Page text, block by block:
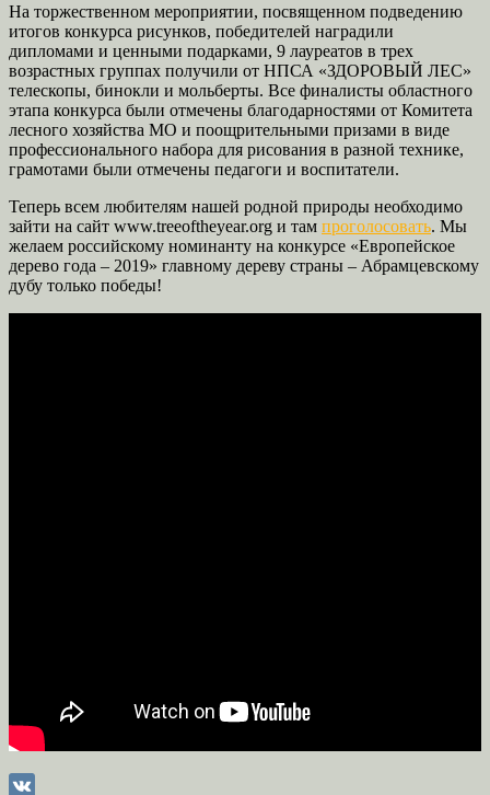
На торжественном мероприятии, посвященном подведению
итогов конкурса рисунков, победителей наградили
дипломами и ценными подарками, 9 лауреатов в трех
возрастных группах получили от НПСА «ЗДОРОВЫЙ ЛЕС»
телескопы, бинокли и мольберты. Все финалисты областного
этапа конкурса были отмечены благодарностями от Комитета
лесного хозяйства МО и поощрительными призами в виде
профессионального набора для рисования в разной технике,
грамотами были отмечены педагоги и воспитатели.
Теперь всем любителям нашей родной природы необходимо
зайти на сайт www.treeoftheyear.org и там проголосовать. Мы
желаем российскому номинанту на конкурсе «Европейское
дерево года – 2019» главному дереву страны – Абрамцевскому
дубу только победы!